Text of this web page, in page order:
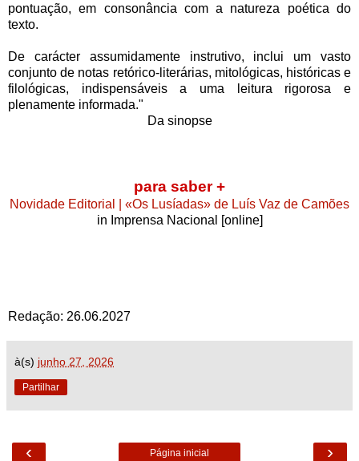
pontuação, em consonância com a natureza poética do
texto.
De carácter assumidamente instrutivo, inclui um vasto
conjunto de notas retórico-literárias, mitológicas, históricas e
filológicas, indispensáveis a uma leitura rigorosa e
plenamente informada."
Da sinopse
para saber +
Novidade Editorial | «Os Lusíadas» de Luís Vaz de Camões
in Imprensa Nacional [online]
Redação: 26.06.2027
à(s) junho 27, 2026
Partilhar
‹ ›
Página inicial